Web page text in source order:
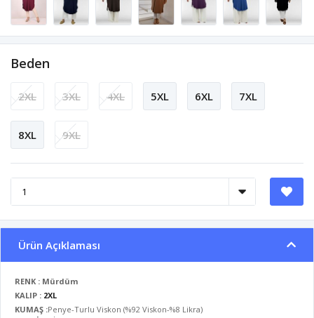
Beden
2XL 3XL 4XL 5XL 6XL 7XL
8XL 9XL
Ürün Açıklaması
RENK : Mürdüm
KALIP : 2XL
KUMAŞ :Penye-Turlu Viskon (%92 Viskon-%8 Likra)